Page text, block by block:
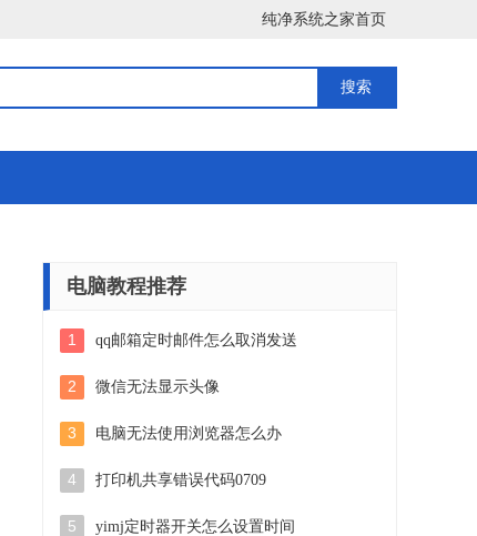
纯净系统之家首页
电脑教程推荐
1 qq邮箱定时邮件怎么取消发送
2 微信无法显示头像
3 电脑无法使用浏览器怎么办
4 打印机共享错误代码0709
5 yimj定时器开关怎么设置时间